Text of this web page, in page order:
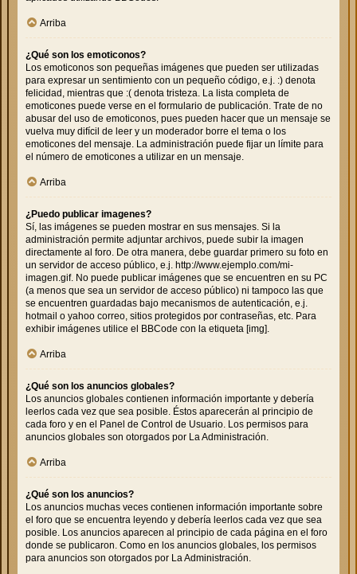
Arriba
¿Qué son los emoticonos?
Los emoticonos son pequeñas imágenes que pueden ser utilizadas
para expresar un sentimiento con un pequeño código, e.j. :) denota
felicidad, mientras que :( denota tristeza. La lista completa de
emoticones puede verse en el formulario de publicación. Trate de no
abusar del uso de emoticonos, pues pueden hacer que un mensaje se
vuelva muy difícil de leer y un moderador borre el tema o los
emoticones del mensaje. La administración puede fijar un límite para
el número de emoticones a utilizar en un mensaje.
Arriba
¿Puedo publicar imagenes?
Sí, las imágenes se pueden mostrar en sus mensajes. Si la
administración permite adjuntar archivos, puede subir la imagen
directamente al foro. De otra manera, debe guardar primero su foto en
un servidor de acceso público, e.j. http://www.ejemplo.com/mi-
imagen.gif. No puede publicar imágenes que se encuentren en su PC
(a menos que sea un servidor de acceso público) ni tampoco las que
se encuentren guardadas bajo mecanismos de autenticación, e.j.
hotmail o yahoo correo, sitios protegidos por contraseñas, etc. Para
exhibir imágenes utilice el BBCode con la etiqueta [img].
Arriba
¿Qué son los anuncios globales?
Los anuncios globales contienen información importante y debería
leerlos cada vez que sea posible. Éstos aparecerán al principio de
cada foro y en el Panel de Control de Usuario. Los permisos para
anuncios globales son otorgados por La Administración.
Arriba
¿Qué son los anuncios?
Los anuncios muchas veces contienen información importante sobre
el foro que se encuentra leyendo y debería leerlos cada vez que sea
posible. Los anuncios aparecen al principio de cada página en el foro
donde se publicaron. Como en los anuncios globales, los permisos
para anuncios son otorgados por La Administración.